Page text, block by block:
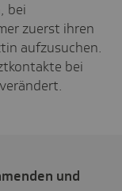
bei
zuerst ihren
aufzusuchen.
bei
und